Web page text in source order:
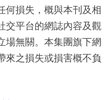
何損失，概與本刊及相
交平台的網誌內容及觀
場無關。本集團旗下網
來之損失或損害概不負